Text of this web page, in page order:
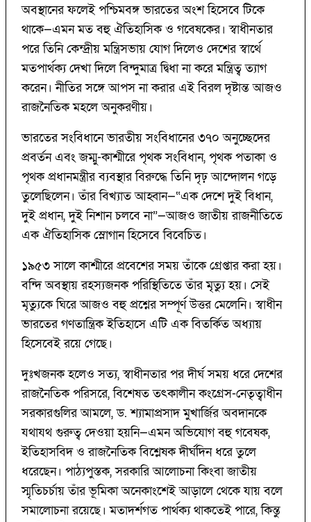
অবস্থানের ফলেই পশ্চিমবঙ্গ ভারতের অংশ হিসেবে টিকে
থাকে—এমন মত বহু ঐতিহাসিক ও গবেষকের। স্বাধীনতার
পরে তিনি কেন্দ্রীয় মন্ত্রিসভায় যোগ দিলেও দেশের স্বার্থে
মতপার্থক্য দেখা দিলে বিন্দুমাত্র দ্বিধা না করে মন্ত্রিত্ব ত্যাগ
করেন। নীতির সঙ্গে আপস না করার এই বিরল দৃষ্টান্ত আজও
রাজনৈতিক মহলে অনুকরণীয়।
ভারতের সংবিধানে ভারতীয় সংবিধানের ৩৭০ অনুচ্ছেদের
প্রবর্তন এবং জম্মু-কাশ্মীরে পৃথক সংবিধান, পৃথক পতাকা ও
পৃথক প্রধানমন্ত্রীর ব্যবস্থার বিরুদ্ধে তিনি দৃঢ় আন্দোলন গড়ে
তুলেছিলেন। তাঁর বিখ্যাত আহ্বান—“এক দেশে দুই বিধান,
দুই প্রধান, দুই নিশান চলবে না”—আজও জাতীয় রাজনীতিতে
এক ঐতিহাসিক স্লোগান হিসেবে বিবেচিত।
১৯৫৩ সালে কাশ্মীরে প্রবেশের সময় তাঁকে গ্রেপ্তার করা হয়।
বন্দি অবস্থায় রহস্যজনক পরিস্থিতিতে তাঁর মৃত্যু হয়। সেই
মৃত্যুকে ঘিরে আজও বহু প্রশ্নের সম্পূর্ণ উত্তর মেলেনি। স্বাধীন
ভারতের গণতান্ত্রিক ইতিহাসে এটি এক বিতর্কিত অধ্যায়
হিসেবেই রয়ে গেছে।
দুঃখজনক হলেও সত্য, স্বাধীনতার পর দীর্ঘ সময় ধরে দেশের
রাজনৈতিক পরিসরে, বিশেষত তৎকালীন কংগ্রেস-নেতৃত্বাধীন
সরকারগুলির আমলে, ড. শ্যামাপ্রসাদ মুখার্জির অবদানকে
যথাযথ গুরুত্ব দেওয়া হয়নি—এমন অভিযোগ বহু গবেষক,
ইতিহাসবিদ ও রাজনৈতিক বিশ্লেষক দীর্ঘদিন ধরে তুলে
ধরেছেন। পাঠ্যপুস্তক, সরকারি আলোচনা কিংবা জাতীয়
স্মৃতিচর্চায় তাঁর ভূমিকা অনেকাংশেই আড়ালে থেকে যায় বলে
সমালোচনা রয়েছে। মতাদর্শগত পার্থক্য থাকতেই পারে, কিন্তু